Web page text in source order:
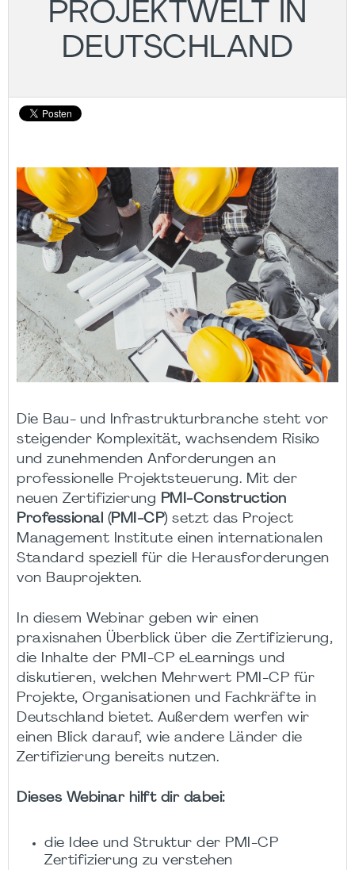
PROJEKTWELT IN
DEUTSCHLAND
Die Bau- und Infrastrukturbranche steht vor
steigender Komplexität, wachsendem Risiko
und zunehmenden Anforderungen an
professionelle Projektsteuerung. Mit der
neuen Zertifizierung PMI-Construction
Professional (PMI-CP) setzt das Project
Management Institute einen internationalen
Standard speziell für die Herausforderungen
von Bauprojekten.
In diesem Webinar geben wir einen
praxisnahen Überblick über die Zertifizierung,
die Inhalte der PMI-CP eLearnings und
diskutieren, welchen Mehrwert PMI-CP für
Projekte, Organisationen und Fachkräfte in
Deutschland bietet. Außerdem werfen wir
einen Blick darauf, wie andere Länder die
Zertifizierung bereits nutzen.
Dieses Webinar hilft dir dabei:
die Idee und Struktur der PMI-CP
Zertifizierung zu verstehen